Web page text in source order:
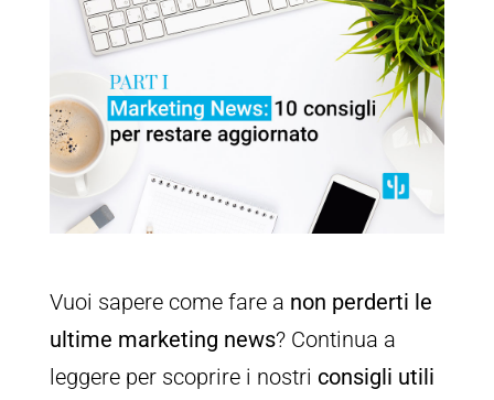
Vuoi sapere come fare a non perderti le
ultime marketing news? Continua a
leggere per scoprire i nostri consigli utili